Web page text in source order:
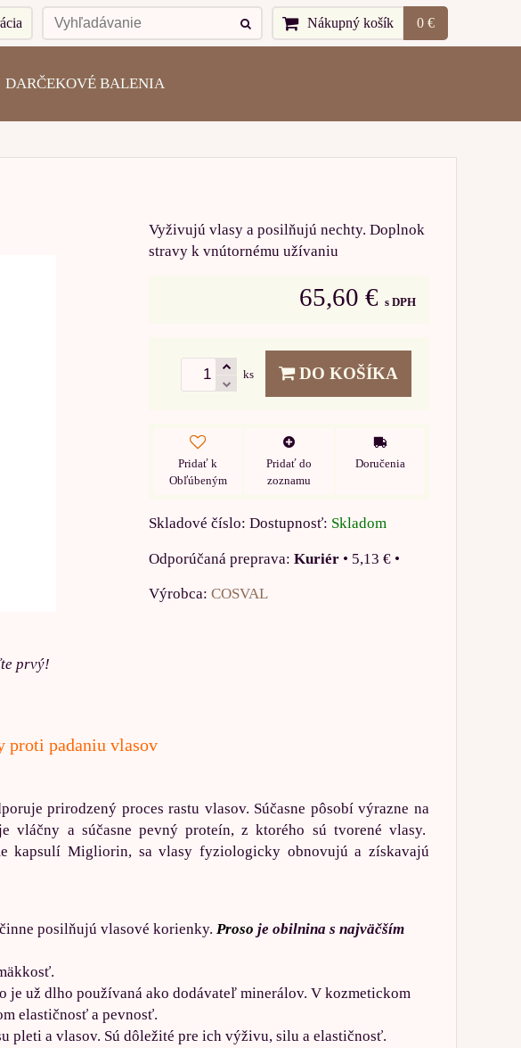
Nákupný košík 0 €
DARČEKOVÉ BALENIA
prvý!
Vyživujú vlasy a posilňujú nechty. Doplnok
stravy k vnútornému užívaniu
65,60 € s DPH
ks DO KOŠÍKA
Pridať k
Obľúbeným
Pridať do
zoznamu
Doručenia
Skladové číslo: Dostupnosť: Skladom
Kuriér • 5,13 € •
Výrobca: COSVAL
proti padaniu vlasov
prirodzený proces rastu vlasov. Súčasne pôsobí výrazne na
vláčny a súčasne pevný proteín, z ktorého sú tvorené vlasy.
kapsulí Migliorin, sa vlasy fyziologicky obnovujú a získavajú
posilňujú vlasové korienky. Proso je obilnina s najväčším
je už dlho používaná ako dodávateľ minerálov. V kozmetickom
elastičnosť a pevnosť.
pleti a vlasov. Sú dôležité pre ich výživu, silu a elastičnosť.